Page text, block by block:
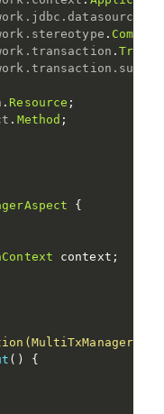
. jdbc .datasource
. stereotype .
. transaction .
. transaction .
. Resource ;
. Method ;
{
context ;
( )
{